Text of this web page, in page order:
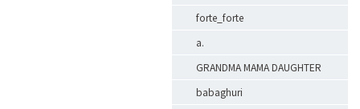
forte_forte
a.
GRANDMA MAMA DAUGHTER
babaghuri